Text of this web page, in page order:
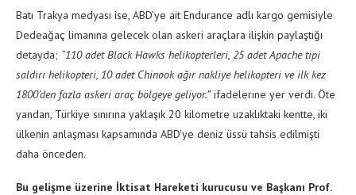
Batı Trakya medyası ise, ABD’ye ait Endurance adlı kargo gemisiyle
Dedeağaç limanına gelecek olan askeri araçlara ilişkin paylaştığı
detayda; “110 adet Black Hawks helikopterleri, 25 adet Apache tipi
saldırı helikopteri, 10 adet Chinook ağır nakliye helikopteri ve ilk kez
1800’den fazla askeri araç bölgeye geliyor.”ifadelerine yer verdi. Öte
yandan, Türkiye sınırına yaklaşık 20 kilometre uzaklıktaki kentte, iki
ülkenin anlaşması kapsamında ABD’ye deniz üssü tahsis edilmişti
daha önceden.
Bu gelişme üzerine İktisat Hareketi kurucusu ve Başkanı Prof.